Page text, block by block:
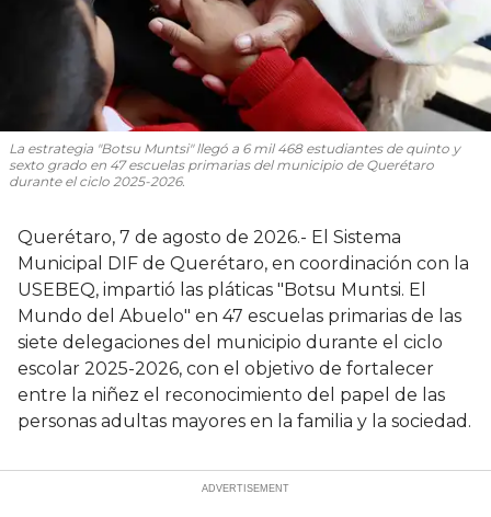
La estrategia "Botsu Muntsi" llegó a 6 mil 468 estudiantes de quinto y
sexto grado en 47 escuelas primarias del municipio de Querétaro
durante el ciclo 2025-2026.
Querétaro, 7 de agosto de 2026.- El Sistema
Municipal DIF de Querétaro, en coordinación con la
USEBEQ, impartió las pláticas "Botsu Muntsi. El
Mundo del Abuelo" en 47 escuelas primarias de las
siete delegaciones del municipio durante el ciclo
escolar 2025-2026, con el objetivo de fortalecer
entre la niñez el reconocimiento del papel de las
personas adultas mayores en la familia y la sociedad.